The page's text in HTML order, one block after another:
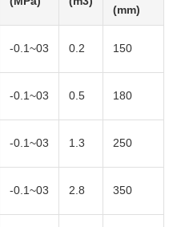
(mm)
-0.1~03 0.2 150
-0.1~03 0.5 180
-0.1~03 1.3 250
-0.1~03 2.8 350